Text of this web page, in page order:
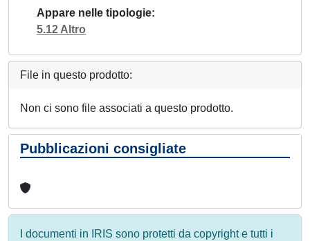
Appare nelle tipologie
5.12 Altro
File in questo prodotto:
Non ci sono file associati a questo prodotto.
Pubblicazioni consigliate
I documenti in IRIS sono protetti da copyright e tutti i